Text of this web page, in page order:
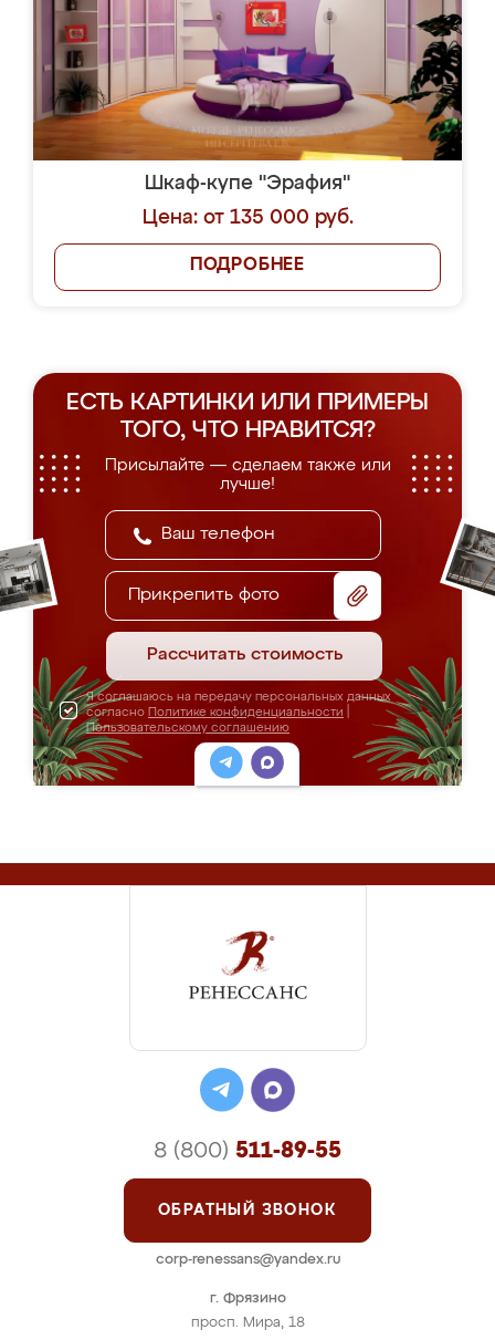
Шкаф-купе "Эрафия"
Цена: от 135 000 руб.
ПОДРОБНЕЕ
ЕСТЬ КАРТИНКИ ИЛИ ПРИМЕРЫ
ТОГО, ЧТО НРАВИТСЯ?
Присылайте — сделаем также или
лучше!
Прикрепить фото
Рассчитать стоимость
Я соглашаюсь на передачу персональных данных
согласно Политике конфиденциальности
Пользовательскому соглашению
г. Фрязино
просп. Мира, 18
8 (800) 511-89-55
ОБРАТНЫЙ ЗВОНОК
corp-renessans@yandex.ru